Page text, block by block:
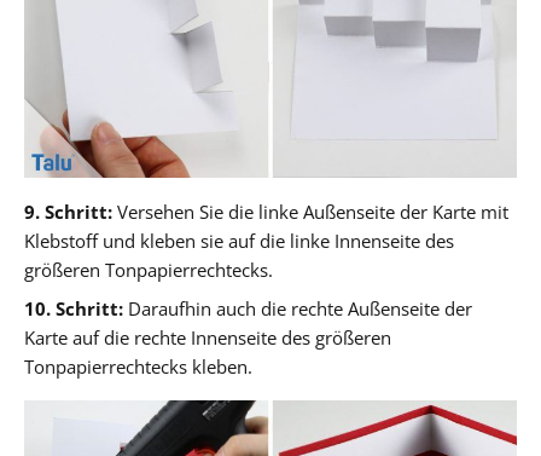
9. Schritt: Versehen Sie die linke Außenseite der Karte mit
Klebstoff und kleben sie auf die linke Innenseite des
größeren Tonpapierrechtecks.
10. Schritt: Daraufhin auch die rechte Außenseite der
Karte auf die rechte Innenseite des größeren
Tonpapierrechtecks kleben.